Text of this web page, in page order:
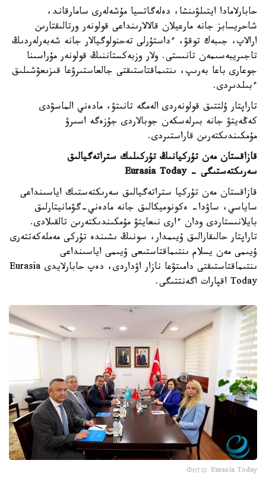
حابارلامادا ايتىلۋىنشا، دەلەگاتسيا مۇشەلەرى سامارقاند،
شاحريسابز جانە مارعيلان قالالارىنداعى قولونەر ورتالىقتارىن
ارالاپ، جىبەك توقۋ، ءداستۇرلى تەحنولوگيالار جانە شەبەرلەردىڭ
تاجىريبەسىمەن تانىستى. ولار وزبەكستاننىڭ قولونەر مۇراسىنا
جوعارى باعا بەرىپ، ىنتىماقتاستىقتى جالعاستىرۋعا قىزىعۋشىلىق
ءبىلدىردى.
تاراپتار ۇلتتىق قولونەردى الەمگە تانىتۋ، مادەني الماسۋدى
كەڭەيتۋ جانە بىرلەسكەن جوبالاردى جۇزەگە اسىرۋ
مۇمكىندىكتەرىن قاراستىردى.
قازاقستان مەن تۇركيانىڭ تۇركىلىك ستراتەگيالىق
سەرىكتەستىگى - Eurasia Today
قازاقستان مەن تۇركيا ستراتەگيالىق سەرىكتەستىك اياسىنداعى
ساياسي، ساۋدا- ەكونوميكالىق جانە مادەني-گۋمانيتارلىق
بايلانىستاردى ودان ءارى نىعايتۋ مۇمكىندىكتەرىن تالقىلادى.
تاراپتار حالىقارالىق ۇيىمدار، سونىڭ ىشىندە تۇركى مەملەكەتتەرى
ۇيىمى مەن يسلام ىنتىماقتاستىعى ۇيىمى اياسىنداعى
ىنتىماقتاستىقتى دامىتۋعا نازار اۋداردى، دەپ حابارلايدى Eurasia
Today اقپارات اگەنتتىگى.
Фото: Eurasia Today